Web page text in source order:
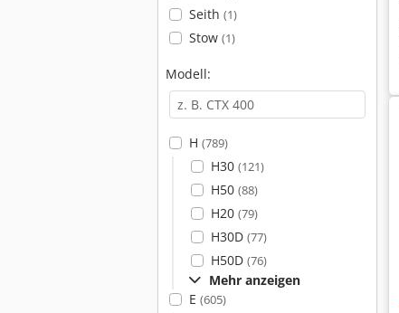
Seith (1)
Stow (1)
Modell:
H (789)
H30 (121)
H50 (88)
H20 (79)
H30D (77)
H50D (76)
Mehr anzeigen
E (605)